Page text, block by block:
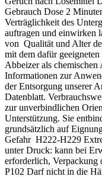
Gebrauch Dose 2
Verträglichkeit des
auftragen und einwirken
von Qualität und Alter
mit dem dafür
Abbeizer als
Informationen zur
der Entsorgung unserer
Datenblatt.
zur unverbindlichen
Unterstützung. Sie
grundsätzlich auf
Gefahr H222-H229
unter Druck: kann bei
erforderlich, Verpackung
P102 Darf nicht in die